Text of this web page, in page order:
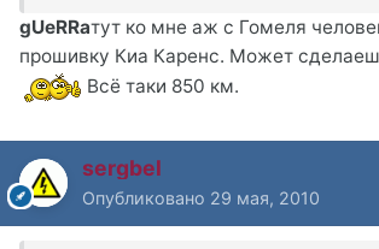
gUeRRaтут ко мне аж с Гомеля
прошивку Киа Каренс. Может
Всё таки 850 км.
sergbel
Опубликовано 29 мая, 2010